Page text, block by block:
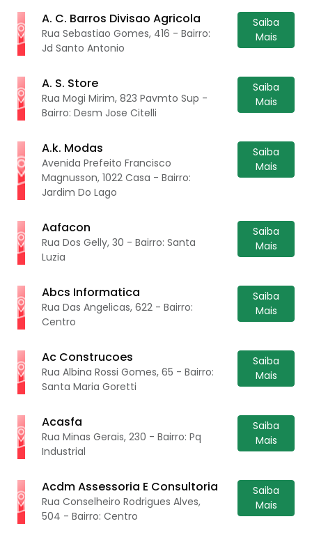
A. C. Barros Divisao Agricola
Rua Sebastiao Gomes, 416 - Bairro:
Jd Santo Antonio
Saiba
Mais
A. S. Store
Rua Mogi Mirim, 823 Pavmto Sup -
Bairro: Desm Jose Citelli
Saiba
Mais
A.k. Modas
Avenida Prefeito Francisco
Magnusson, 1022 Casa - Bairro:
Jardim Do Lago
Saiba
Mais
Aafacon
Rua Dos Gelly, 30 - Bairro: Santa
Luzia
Saiba
Mais
Abcs Informatica
Rua Das Angelicas, 622 - Bairro:
Centro
Saiba
Mais
Ac Construcoes
Rua Albina Rossi Gomes, 65 - Bairro:
Santa Maria Goretti
Saiba
Mais
Acasfa
Rua Minas Gerais, 230 - Bairro: Pq
Industrial
Saiba
Mais
Acdm Assessoria E Consultoria
Rua Conselheiro Rodrigues Alves,
504 - Bairro: Centro
Saiba
Mais